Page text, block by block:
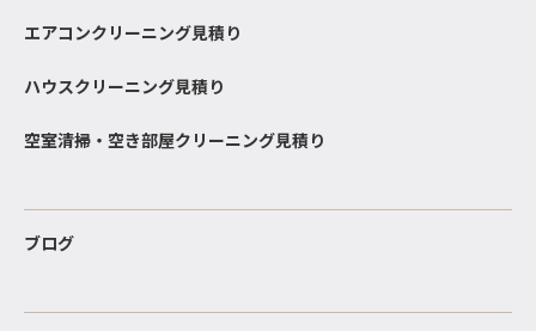
エアコンクリーニング見積り
ハウスクリーニング見積り
空室清掃・空き部屋クリーニング見積り
ブログ